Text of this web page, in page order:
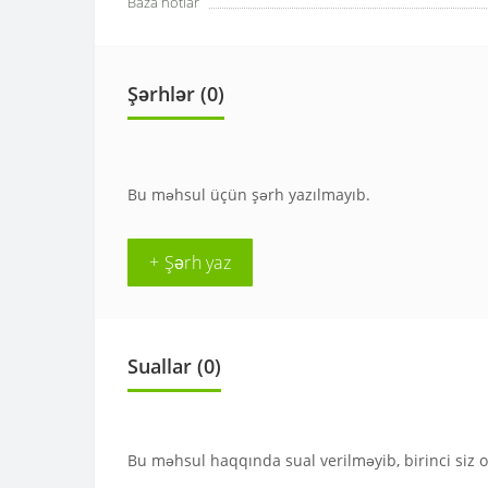
Şərhlər (0)
Bu məhsul üçün şərh yazılmayıb.
+ Şərh yaz
Suallar (0)
Bu məhsul haqqında sual verilməyib, birinci siz